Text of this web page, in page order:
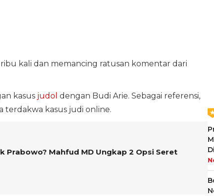
kali dan memancing ratusan komentar dari
kasus judol dengan Budi Arie. Sebagai referensi,
terdakwa kasus judi online.
Prabowo? Mahfud MD Ungkap 2 Opsi Seret